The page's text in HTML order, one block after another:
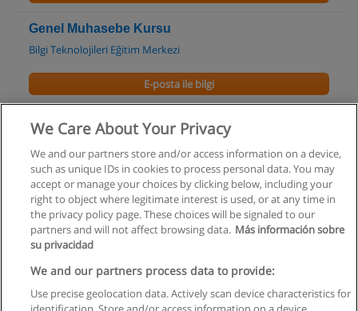
Genel Muhasebe Kursu
Bilgi Teknolojileri Eğitim Merkezi
E-posta ile bilgi
Temel Kambiyo Eğitimi
E-posta ile bilgi
Kullanım koşulları
Gizlilik politikası
We Care About Your Privacy
We and our partners store and/or access information on a device,
such as unique IDs in cookies to process personal data. You may
accept or manage your choices by clicking below, including your
right to object where legitimate interest is used, or at any time in
the privacy policy page. These choices will be signaled to our
partners and will not affect browsing data. Más información sobre
su privacidad
We and our partners process data to provide:
Use precise geolocation data. Actively scan device characteristics for